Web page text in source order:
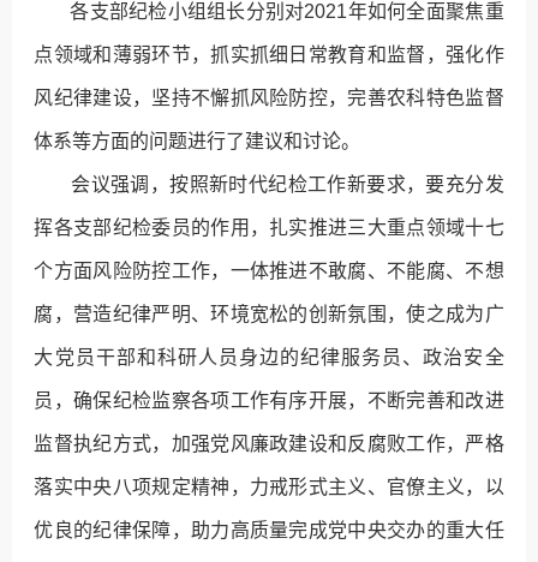
各支部纪检小组组长分别对2021年如何全面聚焦重
点领域和薄弱环节，抓实抓细日常教育和监督，强化作
风纪律建设，坚持不懈抓风险防控，完善农科特色监督
体系等方面的问题进行了建议和讨论。
会议强调，按照新时代纪检工作新要求，要充分发
挥各支部纪检委员的作用，扎实推进三大重点领域十七
个方面风险防控工作，一体推进不敢腐、不能腐、不想
腐，营造纪律严明、环境宽松的创新氛围，使之成为广
大党员干部和科研人员身边的纪律服务员、政治安全
员，确保纪检监察各项工作有序开展，不断完善和改进
监督执纪方式，加强党风廉政建设和反腐败工作，严格
落实中央八项规定精神，力戒形式主义、官僚主义，以
优良的纪律保障，助力高质量完成党中央交办的重大任